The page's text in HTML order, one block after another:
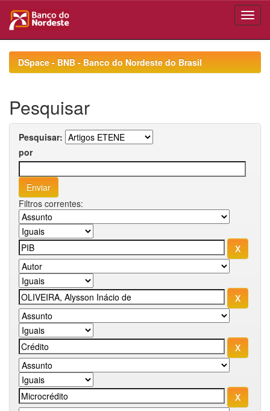
navigationDSpace - BNB - Banco do Nordeste do Brasil
Pesquisar
Pesquisar:
por
Filtros correntes: